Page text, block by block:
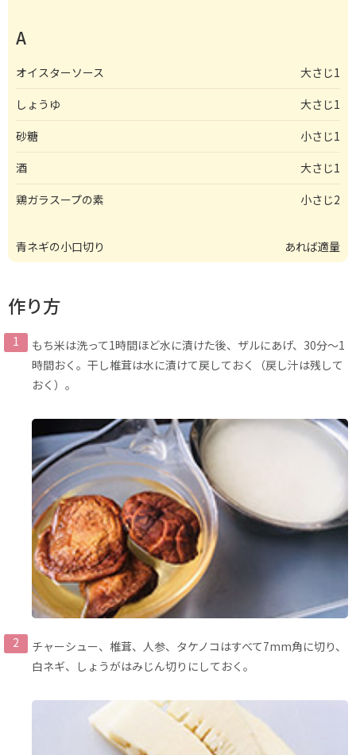
A
オイスターソース
大さじ1
しょうゆ
大さじ1
砂糖
小さじ1
酒
大さじ1
鶏ガラスープの素
小さじ2
青ネギの小口切り あれば適量
作り方
もち米は洗って1時間ほど水に漬けた後、ザルにあげ、30分〜1
時間おく。干し椎茸は水に漬けて戻しておく（戻し汁は残して
おく）。
チャーシュー、椎茸、人参、タケノコはすべて7mm角に切り、
白ネギ、しょうがはみじん切りにしておく。